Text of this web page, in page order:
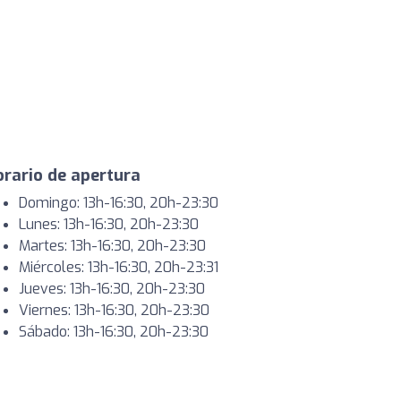
de apertura
Domingo: 13h-16:30, 20h-23:30
Lunes: 13h-16:30, 20h-23:30
Martes: 13h-16:30, 20h-23:30
Miércoles: 13h-16:30, 20h-23:31
Jueves: 13h-16:30, 20h-23:30
Viernes: 13h-16:30, 20h-23:30
Sábado: 13h-16:30, 20h-23:30